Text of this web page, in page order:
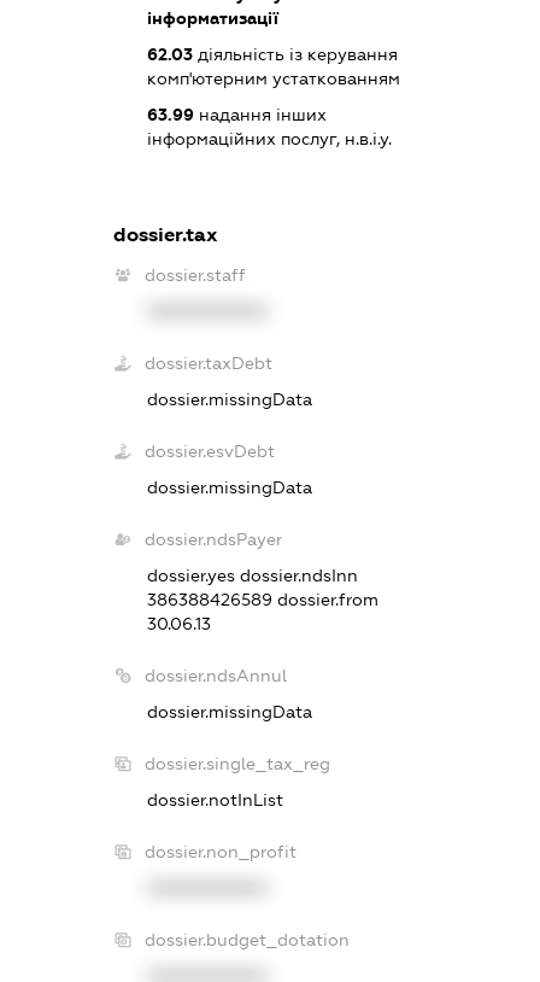
інформатизації
62.03діяльність із керування
комп'ютерним устаткованням
63.99надання інших
інформаційних послуг, н.в.і.у.
dossier.tax
dossier.staff
dossier.taxDebt
dossier.missingData
dossier.esvDebt
dossier.missingData
dossier.ndsPayer
dossier.yes dossier.ndsInn
386388426589 dossier.from
30.06.13
dossier.ndsAnnul
dossier.missingData
dossier.single_tax_reg
dossier.notInList
dossier.non_profit
dossier.budget_dotation